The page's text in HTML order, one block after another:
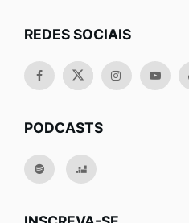
REDES SOCIAIS
PODCASTS